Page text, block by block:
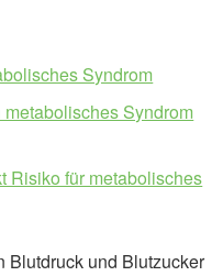
Syndrom
Syndrom
Risiko für metabolisches
Blutdruck und Blutzucker